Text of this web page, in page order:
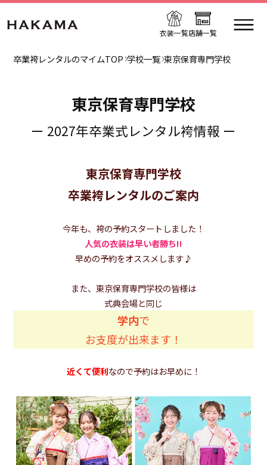
衣装一覧店舗一覧
卒業袴レンタルのマイムTOP 学校一覧 東京保育専門学校
東京保育専門学校
ー 2027年卒業式レンタル袴情報 ー
東京保育専門学校
卒業袴レンタルのご案内
今年も、袴の予約スタートしました！
人気の衣装は早い者勝ち!!
早めの予約をオススメします♪
また、東京保育専門学校の皆様は
式典会場と同じ
学内で
お支度が出来ます！
近くて便利なので予約はお早めに！